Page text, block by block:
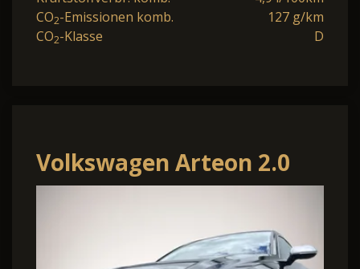
CO2-Emissionen komb.
127 g/km
CO2-Klasse D
Volkswagen Arteon 2.0
TDI 4Mo. DSG Shooting